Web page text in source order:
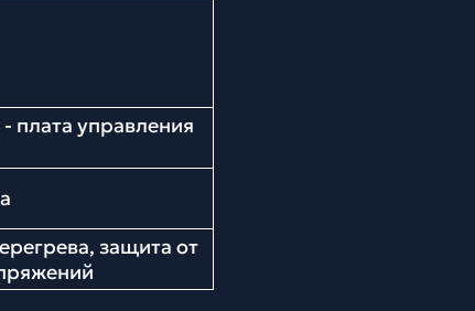
управления
защита от